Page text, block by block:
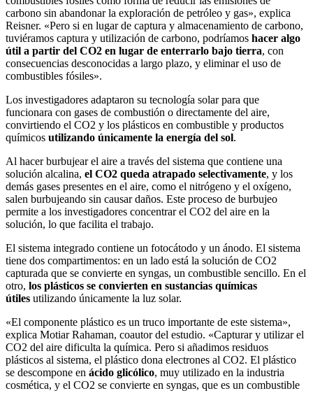
carbono sin abandonar la exploración de petróleo y gas», explica
Reisner. «Pero si en lugar de captura y almacenamiento de carbono,
tuviéramos captura y utilización de carbono, podríamos hacer algo
útil a partir del CO2 en lugar de enterrarlo bajo tierra, con
consecuencias desconocidas a largo plazo, y eliminar el uso de
combustibles fósiles».
Los investigadores adaptaron su tecnología solar para que
funcionara con gases de combustión o directamente del aire,
convirtiendo el CO2 y los plásticos en combustible y productos
químicos utilizando únicamente la energía del sol.
Al hacer burbujear el aire a través del sistema que contiene una
solución alcalina, el CO2 queda atrapado selectivamente, y los
demás gases presentes en el aire, como el nitrógeno y el oxígeno,
salen burbujeando sin causar daños. Este proceso de burbujeo
permite a los investigadores concentrar el CO2 del aire en la
solución, lo que facilita el trabajo.
El sistema integrado contiene un fotocátodo y un ánodo. El sistema
tiene dos compartimentos: en un lado está la solución de CO2
capturada que se convierte en syngas, un combustible sencillo. En el
otro, los plásticos se convierten en sustancias químicas
útiles utilizando únicamente la luz solar.
«El componente plástico es un truco importante de este sistema»,
explica Motiar Rahaman, coautor del estudio. «Capturar y utilizar el
CO2 del aire dificulta la química. Pero si añadimos residuos
plásticos al sistema, el plástico dona electrones al CO2. El plástico
se descompone en ácido glicólico, muy utilizado en la industria
cosmética, y el CO2 se convierte en syngas, que es un combustible